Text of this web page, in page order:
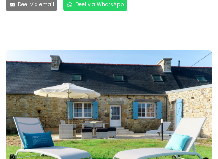
Deel via email
Deel via WhatsApp